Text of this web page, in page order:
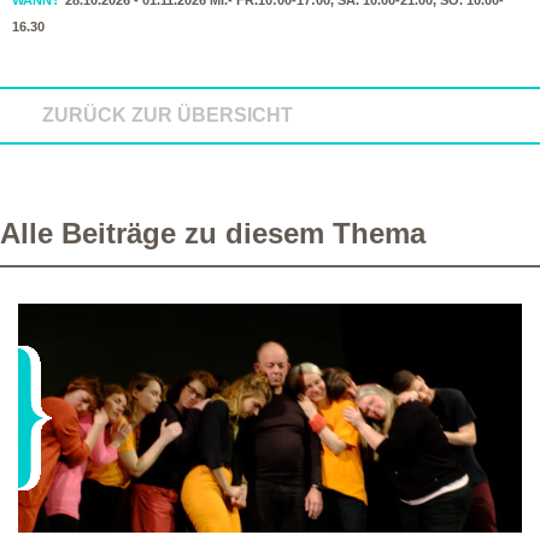
16.30
ZURÜCK ZUR ÜBERSICHT
Alle Beiträge zu diesem Thema